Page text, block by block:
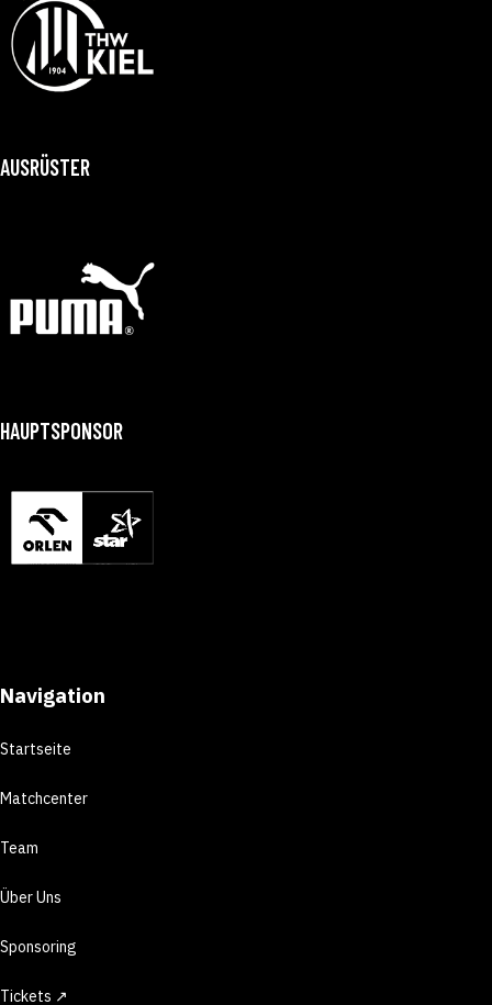
AUSRÜSTER
HAUPTSPONSOR
Navigation
Startseite
Matchcenter
Team
Über Uns
Sponsoring
Tickets ↗